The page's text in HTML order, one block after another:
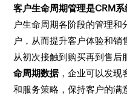
客户生命周期管理是CRM
户生命周期各阶段的管理和
户，从而提升客户体验和销
从初次接触到购买再到售后
命周期数据 ，企业可以发
和服务策略，保持客户的满